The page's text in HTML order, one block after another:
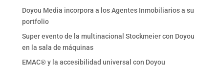
Doyou Media incorpora a los Agentes Inmobiliarios a su
portfolio
Super evento de la multinacional Stockmeier con Doyou
en la sala de máquinas
EMAC® y la accesibilidad universal con Doyou